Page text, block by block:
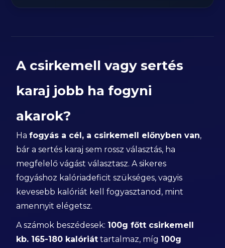
A csirkemell vagy sertés
karaj jobb ha fogyni
akarok?
Hafogyás a cél, a csirkemell előnyben van,
bár a sertés karaj sem rossz választás, ha
megfelelő vágást választasz. A sikeres
fogyáshoz kalóriadeficit szükséges, vagyis
kevesebb kalóriát kell fogyasztanod, mint
amennyit elégetsz.
A számok beszédesek: 100g főtt csirkemell
kb. 165-180 kalóriát tartalmaz, míg 100g